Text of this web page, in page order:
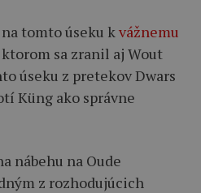
tomto úseku kvážnemu
sa zranil aj Wout
úseku z pretekov Dwars
Küng ako správne
nábehu na Oude
z rozhodujúcich